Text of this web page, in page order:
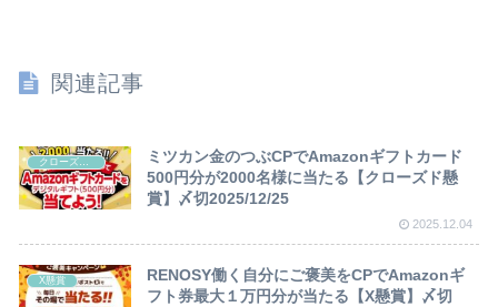
関連記事
ミツカン金のつぶCPでAmazonギフトカード
500円分が2000名様に当たる【クローズド懸
賞】〆切2025/12/25
2025.12.04
X懸賞
RENOSY働く自分にご褒美をCPでAmazonギ
フト券最大１万円分が当たる【X懸賞】〆切